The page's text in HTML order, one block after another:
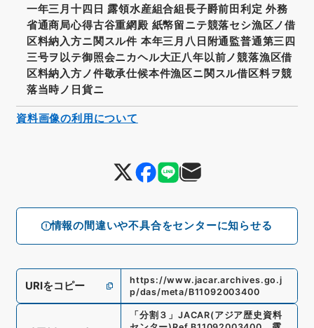
情報の間違いや不具合をセンターに知らせる
一年三月十四日 露領水産組合組長子爵前田利定 外務
省通商局心得古谷重網殿 紙幤留ニテ競落セシ漁区ノ借
区料納入方ニ関スル件 本年三月八日附通監普通第三四
三号ヲ以テ御照会ニカヘル大正八年以前ノ競落漁区借
区料納入方ノ件敬承仕候本件漁区ニ関スル借区料ヲ競
落当時ノ日貨ニ
URIをコピー
https://www.jacar.archives.go.j
p/das/meta/B11092003400
「 分割３ 」 JACAR(アジア歴史資料
資料画像の利用について